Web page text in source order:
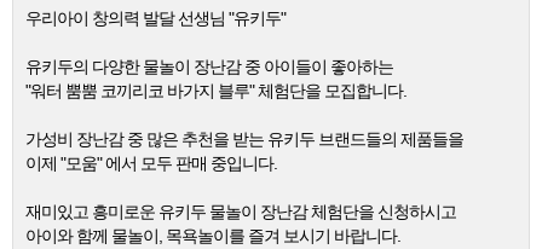
우리아이 창의력 발달 선생님 "유키두"
유키두의 다양한 물놀이 장난감 중 아이들이 좋아하는
"워터 뿜뿜 코끼리코 바가지 블루" 체험단을 모집합니다.
가성비 장난감 중 많은 추천을 받는 유키두 브랜드들의 제품들을
이제 "모움" 에서 모두 판매 중입니다.
재미있고 흥미로운 유키두 물놀이 장난감 체험단을 신청하시고
아이와 함께 물놀이, 목욕놀이를 즐겨 보시기 바랍니다.